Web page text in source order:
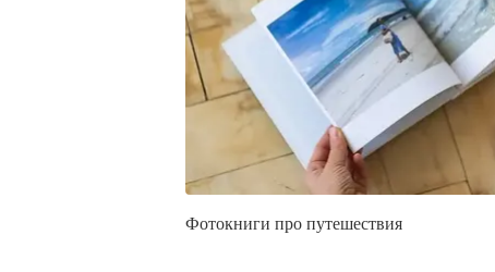
Фотокниги про путешествия